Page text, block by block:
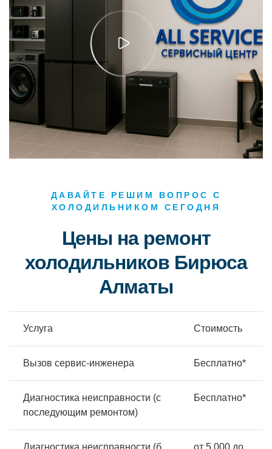
ДАВАЙТЕ РЕШИМ ВОПРОС С
ХОЛОДИЛЬНИКОМ СЕГОДНЯ
Цены на ремонт
холодильников Бирюса
Алматы
Услуга Стоимость
Вызов сервис-инженера Бесплатно*
Диагностика неисправности (с
последующим ремонтом)
Бесплатно*
Диагностика неисправности (б
от 5.000 до